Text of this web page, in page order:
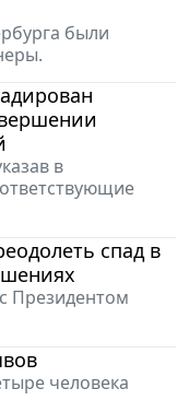
были
в
спад в
Президентом
человека